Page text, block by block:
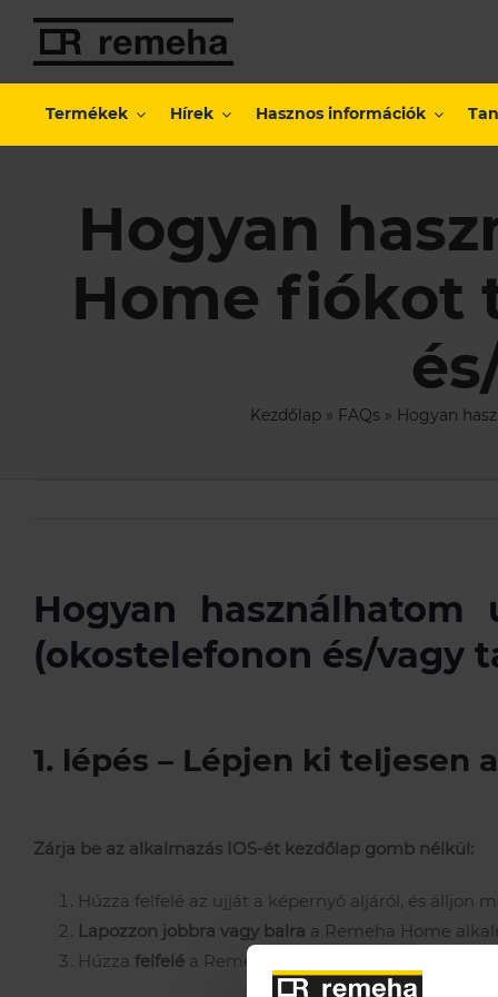
Kihagyás
Termékek Hírek Hasznos információk
Hogyan
Home fiókot
Kezdőlap » FAQs » Hogyan
Hogyan
(okostelefonon és/vagy
1. lépés – Lépjen ki teljesen
Zárja be az alkalmazás IOS-ét kezdőlap gomb nélkül:
Húzza felfelé az ujját a képernyő aljáról, és álljon
Lapozzon jobbra vagy balra a Remeha Home
Húzza felfeléa Remeha Home alkalmazás